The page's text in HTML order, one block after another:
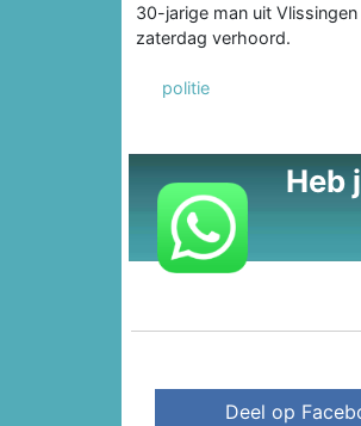
30-jarige man uit
zaterdag verhoord.
politie
Heb
Deel op